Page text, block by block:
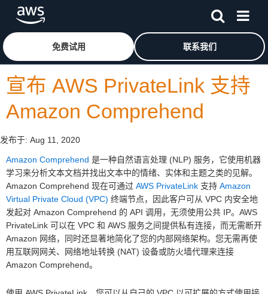
跳至主要内容
免费试用 联系我们
宣布 AWS PrivateLink 支持
Amazon Comprehend
发布于: Aug 11, 2020
Amazon Comprehend 是一种自然语言处理 (NLP) 服务，它使用机器
学习来分析文本文档并找出文本中的情绪、实体和主题之类的见解。
Amazon Comprehend 现在可通过 AWS PrivateLink 支持 Amazon
Virtual Private Cloud (VPC) 终端节点，因此客户可从 VPC 内安全地
发起对 Amazon Comprehend 的 API 调用，无须使用公共 IP。AWS
PrivateLink 可以在 VPC 和 AWS 服务之间提供私有连接，而无需断开
Amazon 网络，同时还显著地简化了您的内部网络架构。您无需再使
用互联网网关、网络地址转换 (NAT) 设备或防火墙代理来连接
Amazon Comprehend。